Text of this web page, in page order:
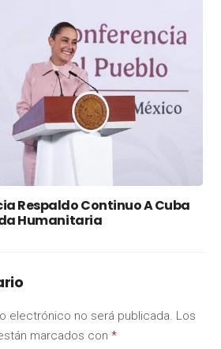
Respaldo Continuo A Cuba
Humanitaria
electrónico no será publicada. Los
marcados con *